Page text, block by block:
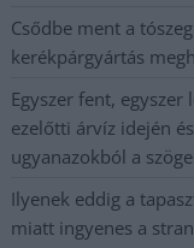
Csődbe ment a
kerékpárgyártás
Egyszer fent,
ezelőtti árvíz idején
ugyanazokból a
Ilyenek eddig a
miatt ingyenes a